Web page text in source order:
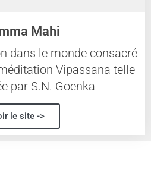
Mahi
dans le monde consacré
Vipassana telle
par S.N. Goenka
le site ->